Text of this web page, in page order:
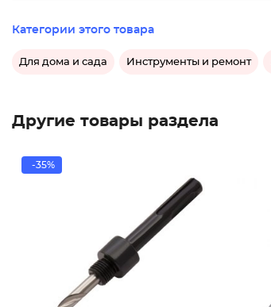
Категории этого товара
Для дома и сада Инструменты и ремонт
Другие товары раздела
-35%